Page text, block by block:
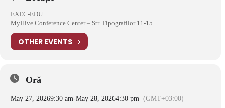
EXEC-EDU
MyHive Conference Center – Str. Tipografilor 11-15
OTHER EVENTS
Oră
May 27, 20269:30 am-May 28, 20264:30 pm (GMT+03:00)